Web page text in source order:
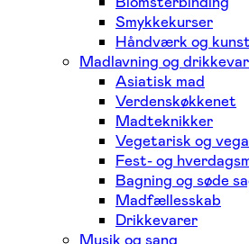
Smykkekurser
Håndværk og
Madlavning og
Asiatisk mad
Verdenskøkkenet
Madteknikker
Vegetarisk og
Fest- og
Bagning og søde
Madfællesskab
Drikkevarer
Musik og sang